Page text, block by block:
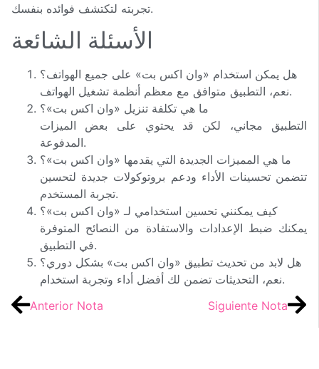
تجربته لتكتشف فوائده بنفسك.
الأسئلة الشائعة
هل يمكن استخدام «وان اكس بت» على جميع الهواتف؟
نعم، التطبيق متوافق مع معظم أنظمة تشغيل الهواتف.
ما هي تكلفة تنزيل «وان اكس بت»؟
التطبيق مجاني، لكن قد يحتوي على بعض الميزات
المدفوعة.
ما هي المميزات الجديدة التي يقدمها «وان اكس بت»؟
تتضمن تحسينات الأداء ودعم بروتوكولات جديدة لتحسين
تجربة المستخدم.
كيف يمكنني تحسين استخدامي لـ «وان اكس بت»؟
يمكنك ضبط الإعدادات والاستفادة من النصائح المتوفرة
في التطبيق.
هل لابد من تحديث تطبيق «وان اكس بت» بشكل دوري؟
نعم، التحديثات تضمن لك أفضل أداء وتجربة استخدام.
Anterior Nota
Siguiente Nota